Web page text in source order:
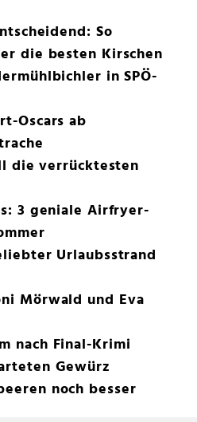
So
die besten Kirschen
in SPÖ-
Oscars ab
die verrücktesten
3 geniale Airfryer-
Urlaubsstrand
Mörwald und Eva
nach Final-Krimi
Gewürz
noch besser